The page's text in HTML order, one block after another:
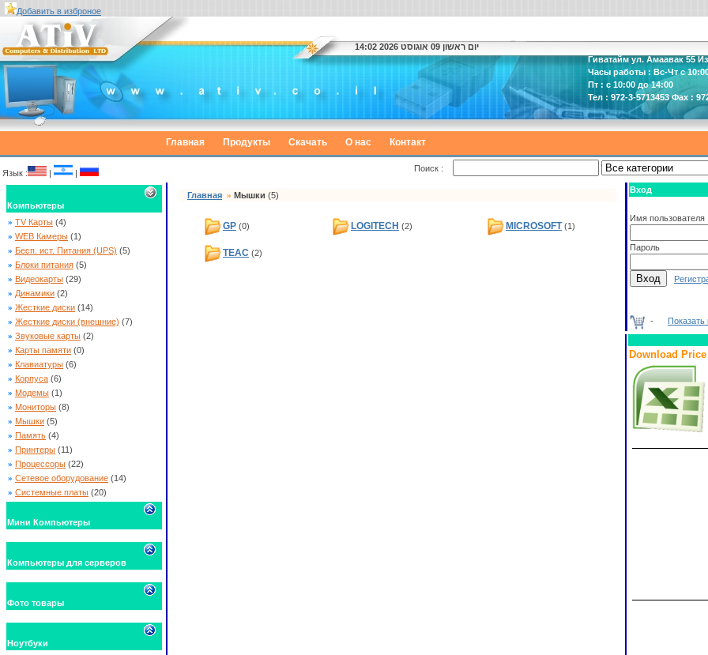
Добавить в изброное
יום ראשון 09 אוגוסט 2026 14:02
Гиватайм ул. Амаавак 55
Часы работы : Вс-Чт с
Пт : с 10:00 до 14:00
Тел : 972-3-5713453 Фах :
Главная Продукты Скачать О нас Контакт
Язык : | | Поиск :
Компьютеры
» TV Карты (4)
» WEB Камеры (1)
» Бесп. ист. Питания (UPS) (5)
» Блоки питания (5)
» Видеокарты (29)
» Динамики (2)
» Жесткие диски (14)
» Жесткие диски (внешние) (7)
» Звуковые карты (2)
» Карты памяти (0)
» Клавиатуры (6)
» Корпуса (6)
» Модемы (1)
» Мониторы (8)
» Мышки (5)
» Память (4)
» Принтеры (11)
» Процессоры (22)
» Сетевое оборудование (14)
» Системные платы (20)
Мини Компьютеры
Компьютеры для серверов
Фото товары
Ноутбуки
Главная » Мышки (5)
GP (0) LOGITECH (2) MICROSOFT (1)
TEAC (2)
Вход
Имя пользователя
Пароль
- Показать
Download